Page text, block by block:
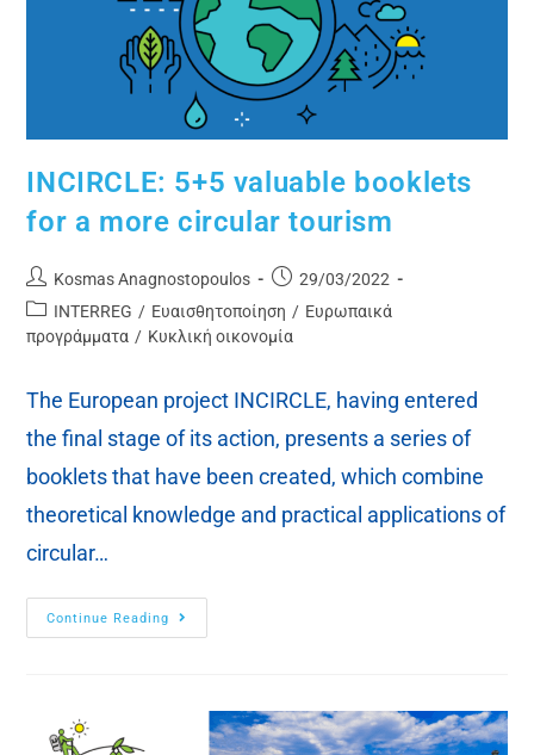
INCIRCLE: 5+5 valuable booklets
for a more circular tourism
Kosmas Anagnostopoulos
29/03/2022
INTERREG / Ευαισθητοποίηση / Ευρωπαικά
προγράμματα / Κυκλική οικονομία
The European project INCIRCLE, having entered
the final stage of its action, presents a series of
booklets that have been created, which combine
theoretical knowledge and practical applications of
circular…
Continue Reading